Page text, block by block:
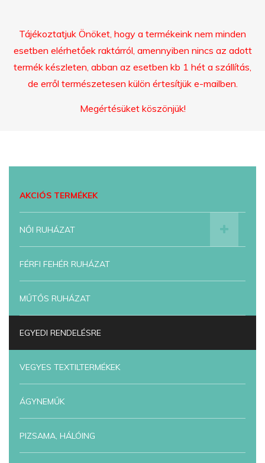
Tájékoztatjuk Önöket, hogy a termékeink nem minden
esetben elérhetőek raktárról, amennyiben nincs az adott
termék készleten, abban az esetben kb 1 hét a szállítás,
de erről természetesen külön értesítjük e-mailben.
Megértésüket köszönjük!
AKCIÓS TERMÉKEK
NŐI RUHÁZAT
FÉRFI FEHÉR RUHÁZAT
MŰTŐS RUHÁZAT
EGYEDI RENDELÉSRE
VEGYES TEXTILTERMÉKEK
ÁGYNEMŰK
PIZSAMA, HÁLÓING